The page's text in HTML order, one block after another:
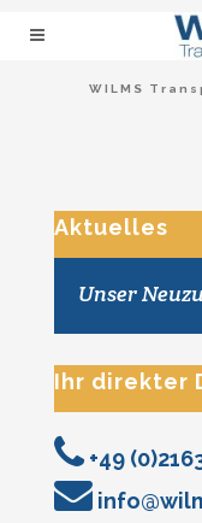
WILMS
Aktuelles
Unser
Ihr direkter
+49